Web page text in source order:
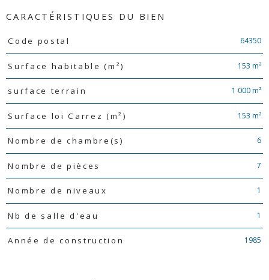
CARACTÉRISTIQUES DU BIEN
Caractéristiques Valeurs
Code postal 64350
Surface habitable (m²) 153 m²
surface terrain 1 000 m²
Surface loi Carrez (m²) 153 m²
Nombre de chambre(s) 6
Nombre de pièces 7
Nombre de niveaux 1
Nb de salle d'eau 1
Année de construction 1985